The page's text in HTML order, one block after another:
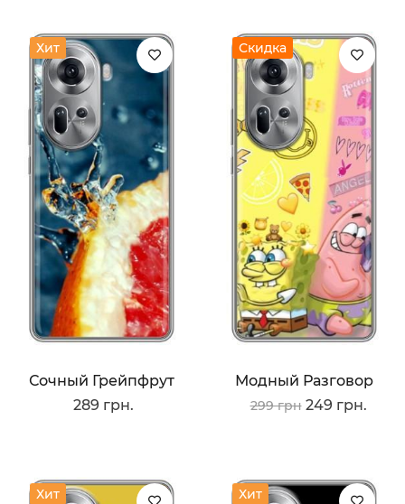
Хит
Сочный Грейпфрут
289 грн.
Скидка
Модный Разговор
299 грн 249 грн.
Хит Хит